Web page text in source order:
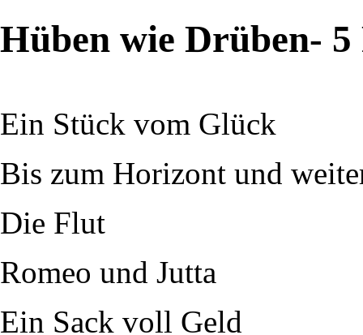
Hüben wie Drüben-
Ein Stück vom Glück
Bis zum Horizont und
Die Flut
Romeo und Jutta
Ein Sack voll Geld